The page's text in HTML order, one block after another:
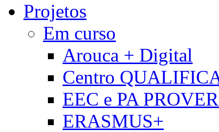
Projetos
Em curso
Arouca + Digital
Centro
EEC e PA
ERASMUS+